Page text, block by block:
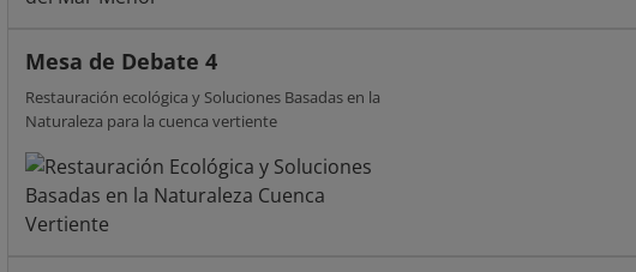
Mesa de Debate 4
Restauración ecológica y Soluciones Basadas en la
Naturaleza para la cuenca vertiente